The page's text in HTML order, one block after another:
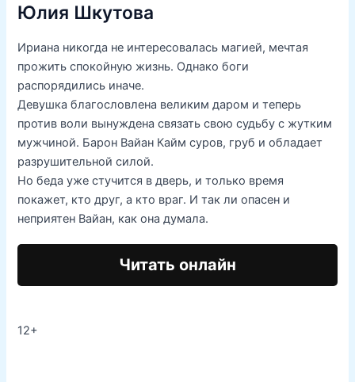
Юлия Шкутова
Ириана никогда не интересовалась магией, мечтая
прожить спокойную жизнь. Однако боги
распорядились иначе.
Девушка благословлена великим даром и теперь
против воли вынуждена связать свою судьбу с жутким
мужчиной. Барон Вайан Кайм суров, груб и обладает
разрушительной силой.
Но беда уже стучится в дверь, и только время
покажет, кто друг, а кто враг. И так ли опасен и
неприятен Вайан, как она думала.
Читать онлайн
12+